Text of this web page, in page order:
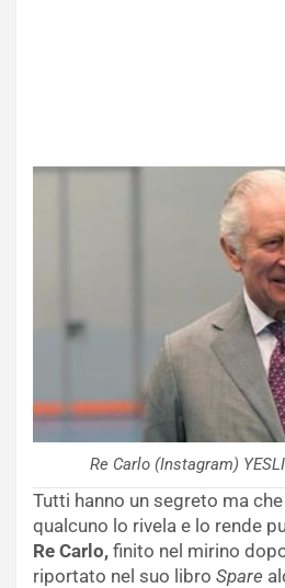
Re Carlo (Instagram)
Tutti hanno un segreto ma
qualcuno lo rivela e lo rende
Re Carlo, finito nel mirino
riportato nel suo libro Spare